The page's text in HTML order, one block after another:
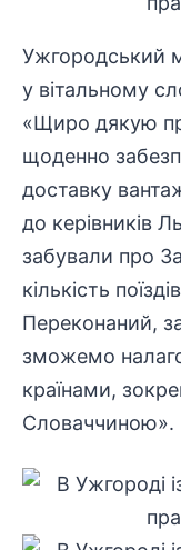
Ужгородський
у вітальному
«Щиро дякую
щоденно
доставку
до керівників
забували про
кількість
Переконаний,
зможемо
країнами,
Словаччиною».